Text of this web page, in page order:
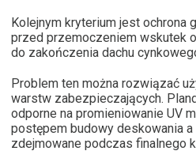
Kolejnym kryterium jest ochrona
przed przemoczeniem wskutek
do zakończenia dachu
Problem ten można rozwiązać
warstw zabezpieczających.
odporne na promieniowanie UV
postępem budowy deskowania
zdejmowane podczas finalnego